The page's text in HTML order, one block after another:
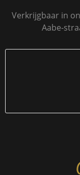
Verkrijgbaar in
Aabe-